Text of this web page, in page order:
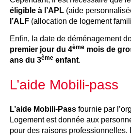
éligible à l’APL (aide
l’ALF (allocation de logement
Enfin, la date de déménagement
premier jour du 4ème mois de
ans du 3ème enfant.
L’aide Mobili-pass
L’aide Mobili-Pass fournie par
Logement est donnée aux
pour des raisons professionnelles.